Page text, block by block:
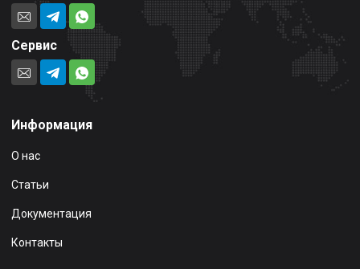
Сервис
Информация
О нас
Статьи
Документация
Контакты